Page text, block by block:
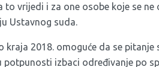
to vrijedi i za one osobe koje se
Ustavnog suda.
2018. omoguće da se pitanje
potpunosti izbaci određivanje po